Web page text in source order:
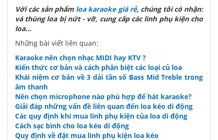
Với các sản phẩm loa karaoke giá rẻ, chúng tôi có nhận:
vá thùng loa bị nứt - vỡ, cung cấp các linh phụ kiện cho
loa...
Những bài viết liên quan:
Karaoke nên chọn nhạc MIDI hay KTV ?
Kiến thức cơ bản và cách phân biệt các loại củ loa
Khái niệm cơ bản về 3 dải tần số Bass Mid Treble trong
âm thanh
Nên chọn microphone nào phù hợp để hát karaoke?
Giải đáp những vấn đề liên quan đến loa kéo di động
Các quy định khi mua linh phụ kiện của loa di động
Cách sạc bình cho loa kéo di động
Quy định về đặt mua linh phụ kiện loa kéo